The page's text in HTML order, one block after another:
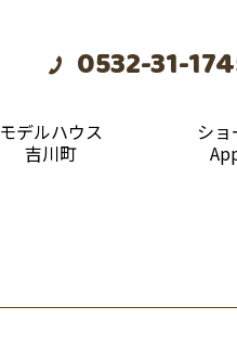
0532-31-
モデルハウス
吉川町
ショ